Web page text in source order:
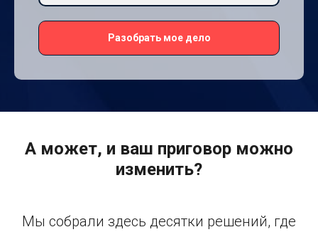
Разобрать мое дело
А может, и ваш приговор можно
изменить?
Мы собрали здесь десятки решений, где